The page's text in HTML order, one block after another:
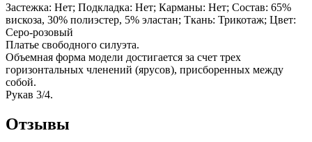
Застежка: Нет; Подкладка: Нет; Карманы: Нет; Состав: 65%
вискоза, 30% полиэстер, 5% эластан; Ткань: Трикотаж; Цвет:
Серо-розовый
Платье свободного силуэта.
Объемная форма модели достигается за счет трех
горизонтальных членений (ярусов), присборенных между
собой.
Рукав 3/4.
Отзывы